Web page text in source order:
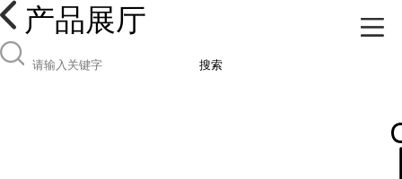
产品展厅
搜索